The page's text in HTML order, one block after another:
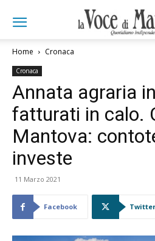
Home Cronaca
Cronaca
Annata agraria
fatturati in calo.
Mantova:
investe
11 Marzo 2021
Facebook Twitter